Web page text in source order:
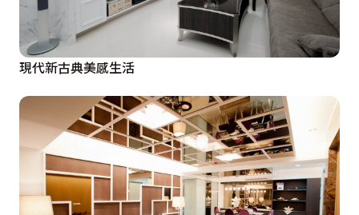
現代新古典美感生活